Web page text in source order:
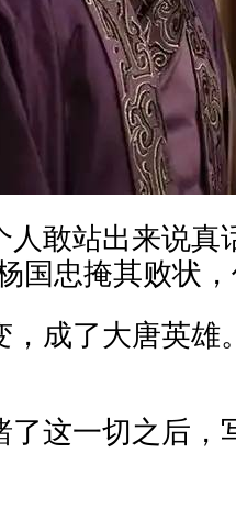
人敢站出来说真
国忠掩其败状
，成了大唐英雄
了这一切之后，